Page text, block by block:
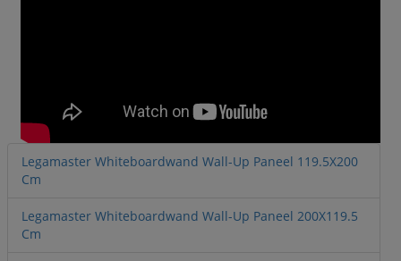
Legamaster Whiteboardwand Wall-Up Paneel 119.5X200
Cm
Legamaster Whiteboardwand Wall-Up Paneel 200X119.5
Cm